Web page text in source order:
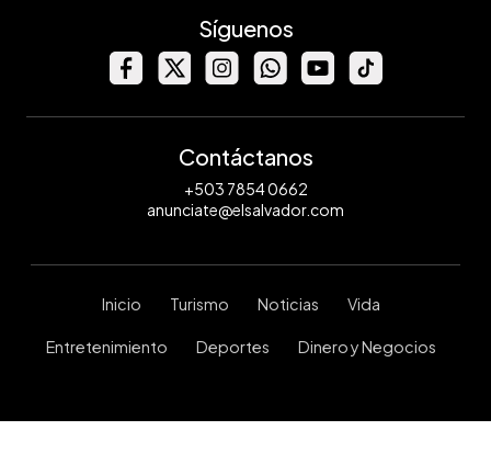
Síguenos
Contáctanos
+503 7854 0662
anunciate@elsalvador.com
Inicio Turismo Noticias Vida
Entretenimiento Deportes Dinero y Negocios